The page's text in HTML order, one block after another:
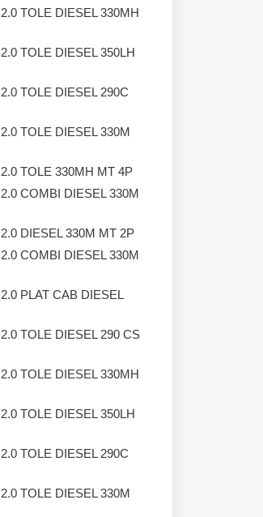
2.0 TOLE DIESEL 330MH
2.0 TOLE DIESEL 350LH
2.0 TOLE DIESEL 290C
2.0 TOLE DIESEL 330M
2.0 TOLE 330MH MT 4P
2.0 COMBI DIESEL 330M
2.0 DIESEL 330M MT 2P
2.0 COMBI DIESEL 330M
2.0 PLAT CAB DIESEL
2.0 TOLE DIESEL 290 CS
2.0 TOLE DIESEL 330MH
2.0 TOLE DIESEL 350LH
2.0 TOLE DIESEL 290C
2.0 TOLE DIESEL 330M